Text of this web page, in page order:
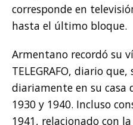
corresponde en
hasta el último bloque.
Armentano recordó su
TELEGRAFO, diario
diariamente en su casa
1930 y 1940. Incluso
1941, relacionado con